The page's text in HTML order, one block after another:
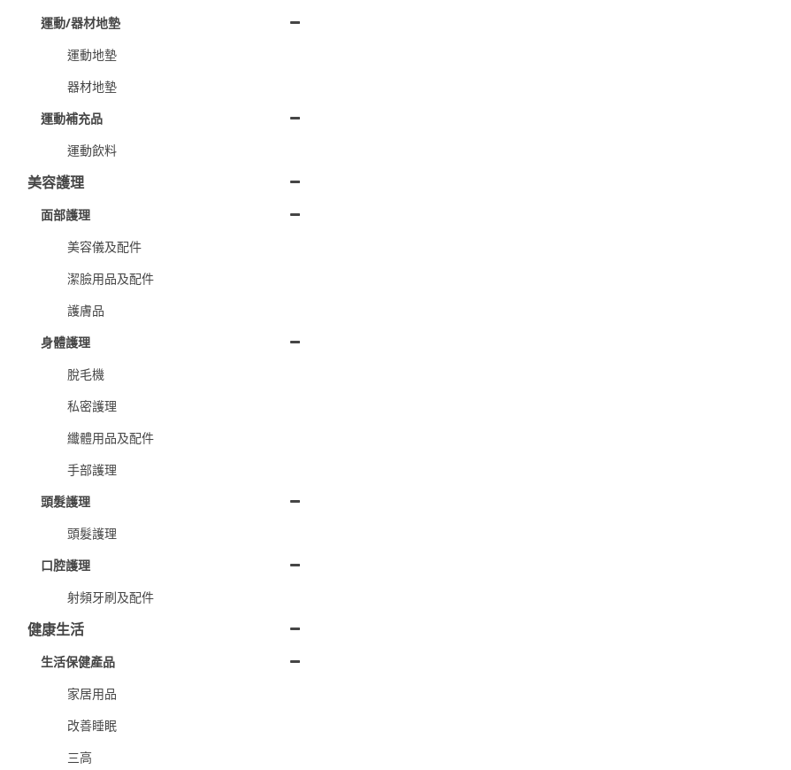
運動/器材地墊
運動地墊
器材地墊
運動補充品
運動飲料
美容護理
面部護理
美容儀及配件
潔臉用品及配件
護膚品
身體護理
脫毛機
私密護理
纖體用品及配件
手部護理
頭髮護理
頭髮護理
口腔護理
射頻牙刷及配件
健康生活
生活保健產品
家居用品
改善睡眠
三高